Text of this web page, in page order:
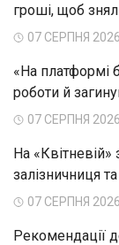
гроші, щоб
07 СЕРПНЯ
«На платформі
роботи й
07 СЕРПНЯ
На «Квітневій»
залізничниця
07 СЕРПНЯ
Рекомендації